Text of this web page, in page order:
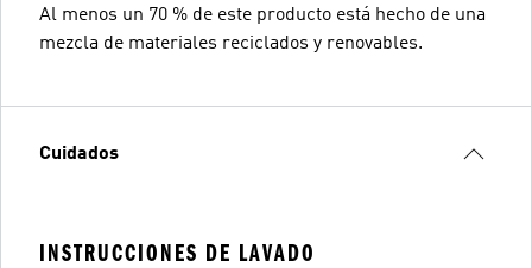
Al menos un 70 % de este producto está hecho de una
mezcla de materiales reciclados y renovables.
Cuidados
INSTRUCCIONES DE LAVADO